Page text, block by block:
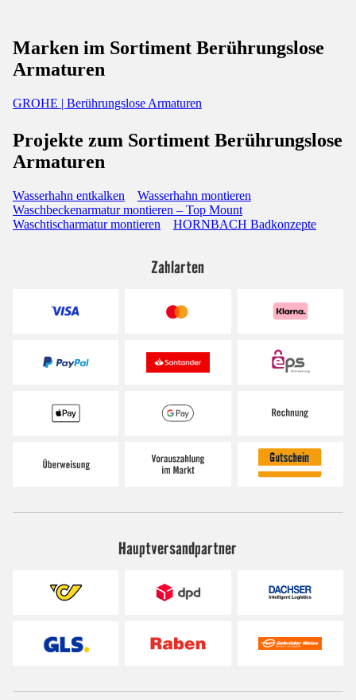
Marken im Sortiment Berührungslose
Armaturen
GROHE | Berührungslose Armaturen
Projekte zum Sortiment Berührungslose
Armaturen
Wasserhahn entkalken
Wasserhahn montieren
Waschbeckenarmatur montieren – Top Mount
Waschtischarmatur montieren
HORNBACH Badkonzepte
Zahlarten
Hauptversandpartner